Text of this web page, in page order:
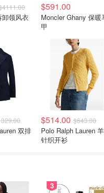
领风衣
$591.00
Moncler Ghany 保暖
甲
双排
$514.00 $643.00
Polo Ralph Lauren
针织开衫
3